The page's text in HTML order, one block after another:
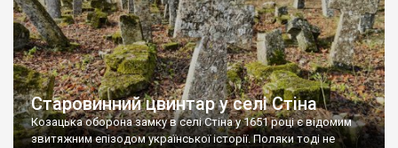
Старовинний цвинтар у селі Стіна
Козацька оборона замку в селі Стіна у 1651 році є відомим
звитяжним епізодом української історії. Поляки тоді не